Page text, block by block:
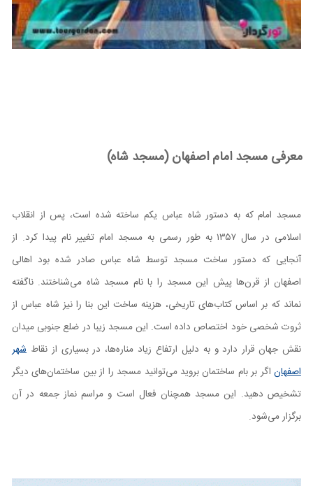
معرفی مسجد امام اصفهان (مسجد شاه)
مسجد امام که به دستور شاه عباس یکم ساخته شده است، پس از انقلاب
اسلامی در سال ۱۳۵۷ به طور رسمی به مسجد امام تغییر نام پیدا کرد. از
آنجایی که دستور ساخت مسجد توسط شاه عباس صادر شده بود اهالی
اصفهان از قرن‌ها پیش این مسجد را با نام مسجد شاه می‌شناختند. ناگفته
نماند که بر اساس کتاب‌های تاریخی، هزینه ساخت این بنا را نیز شاه عباس از
ثروت شخصی خود اختصاص داده است. این مسجد زیبا در ضلع جنوبی میدان
نقش جهان قرار دارد و به دلیل ارتفاع زیاد مناره‌ها، در بسیاری از نقاط شهر
اصفهان اگر بر بام ساختمان بروید می‌توانید مسجد را از بین ساختمان‌های دیگر
تشخیص دهید. این مسجد همچنان فعال است و مراسم نماز جمعه در آن
برگزار می‌شود.